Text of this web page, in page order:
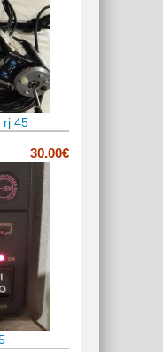
rj 45
30.00€